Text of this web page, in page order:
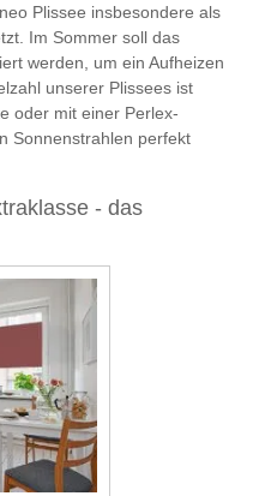
Plissee insbesondere als
Im Sommer soll das
werden, um ein Aufheizen
unserer Plissees ist
oder mit einer Perlex-
Sonnenstrahlen perfekt
- das